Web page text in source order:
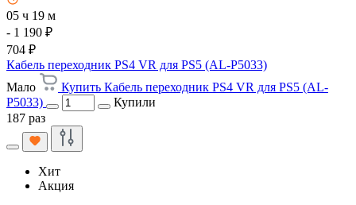
05 ч 19 м
- 1 190 ₽
704 ₽
Кабель переходник PS4 VR для PS5 (AL-P5033)
Мало
Купить Кабель переходник PS4 VR для PS5 (AL-
P5033)
Купили
187 раз
Хит
Акция